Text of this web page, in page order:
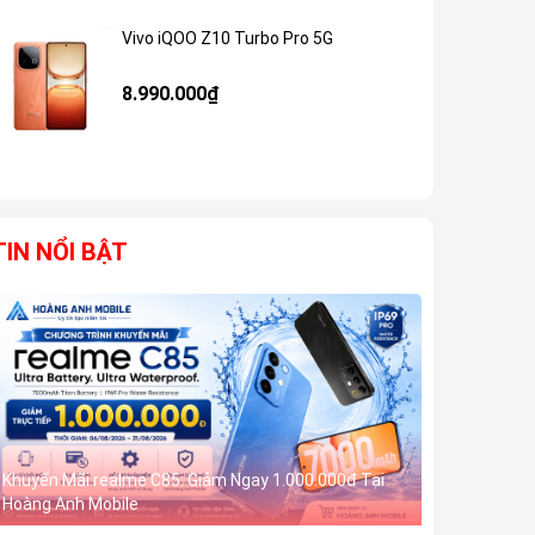
Vivo iQOO Z10 Turbo Pro 5G
8.990.000₫
NỔI BẬT
Khuyến Mãi realme C85: Giảm Ngay 1.000.000đ Tại
Hoàng Anh Mobile